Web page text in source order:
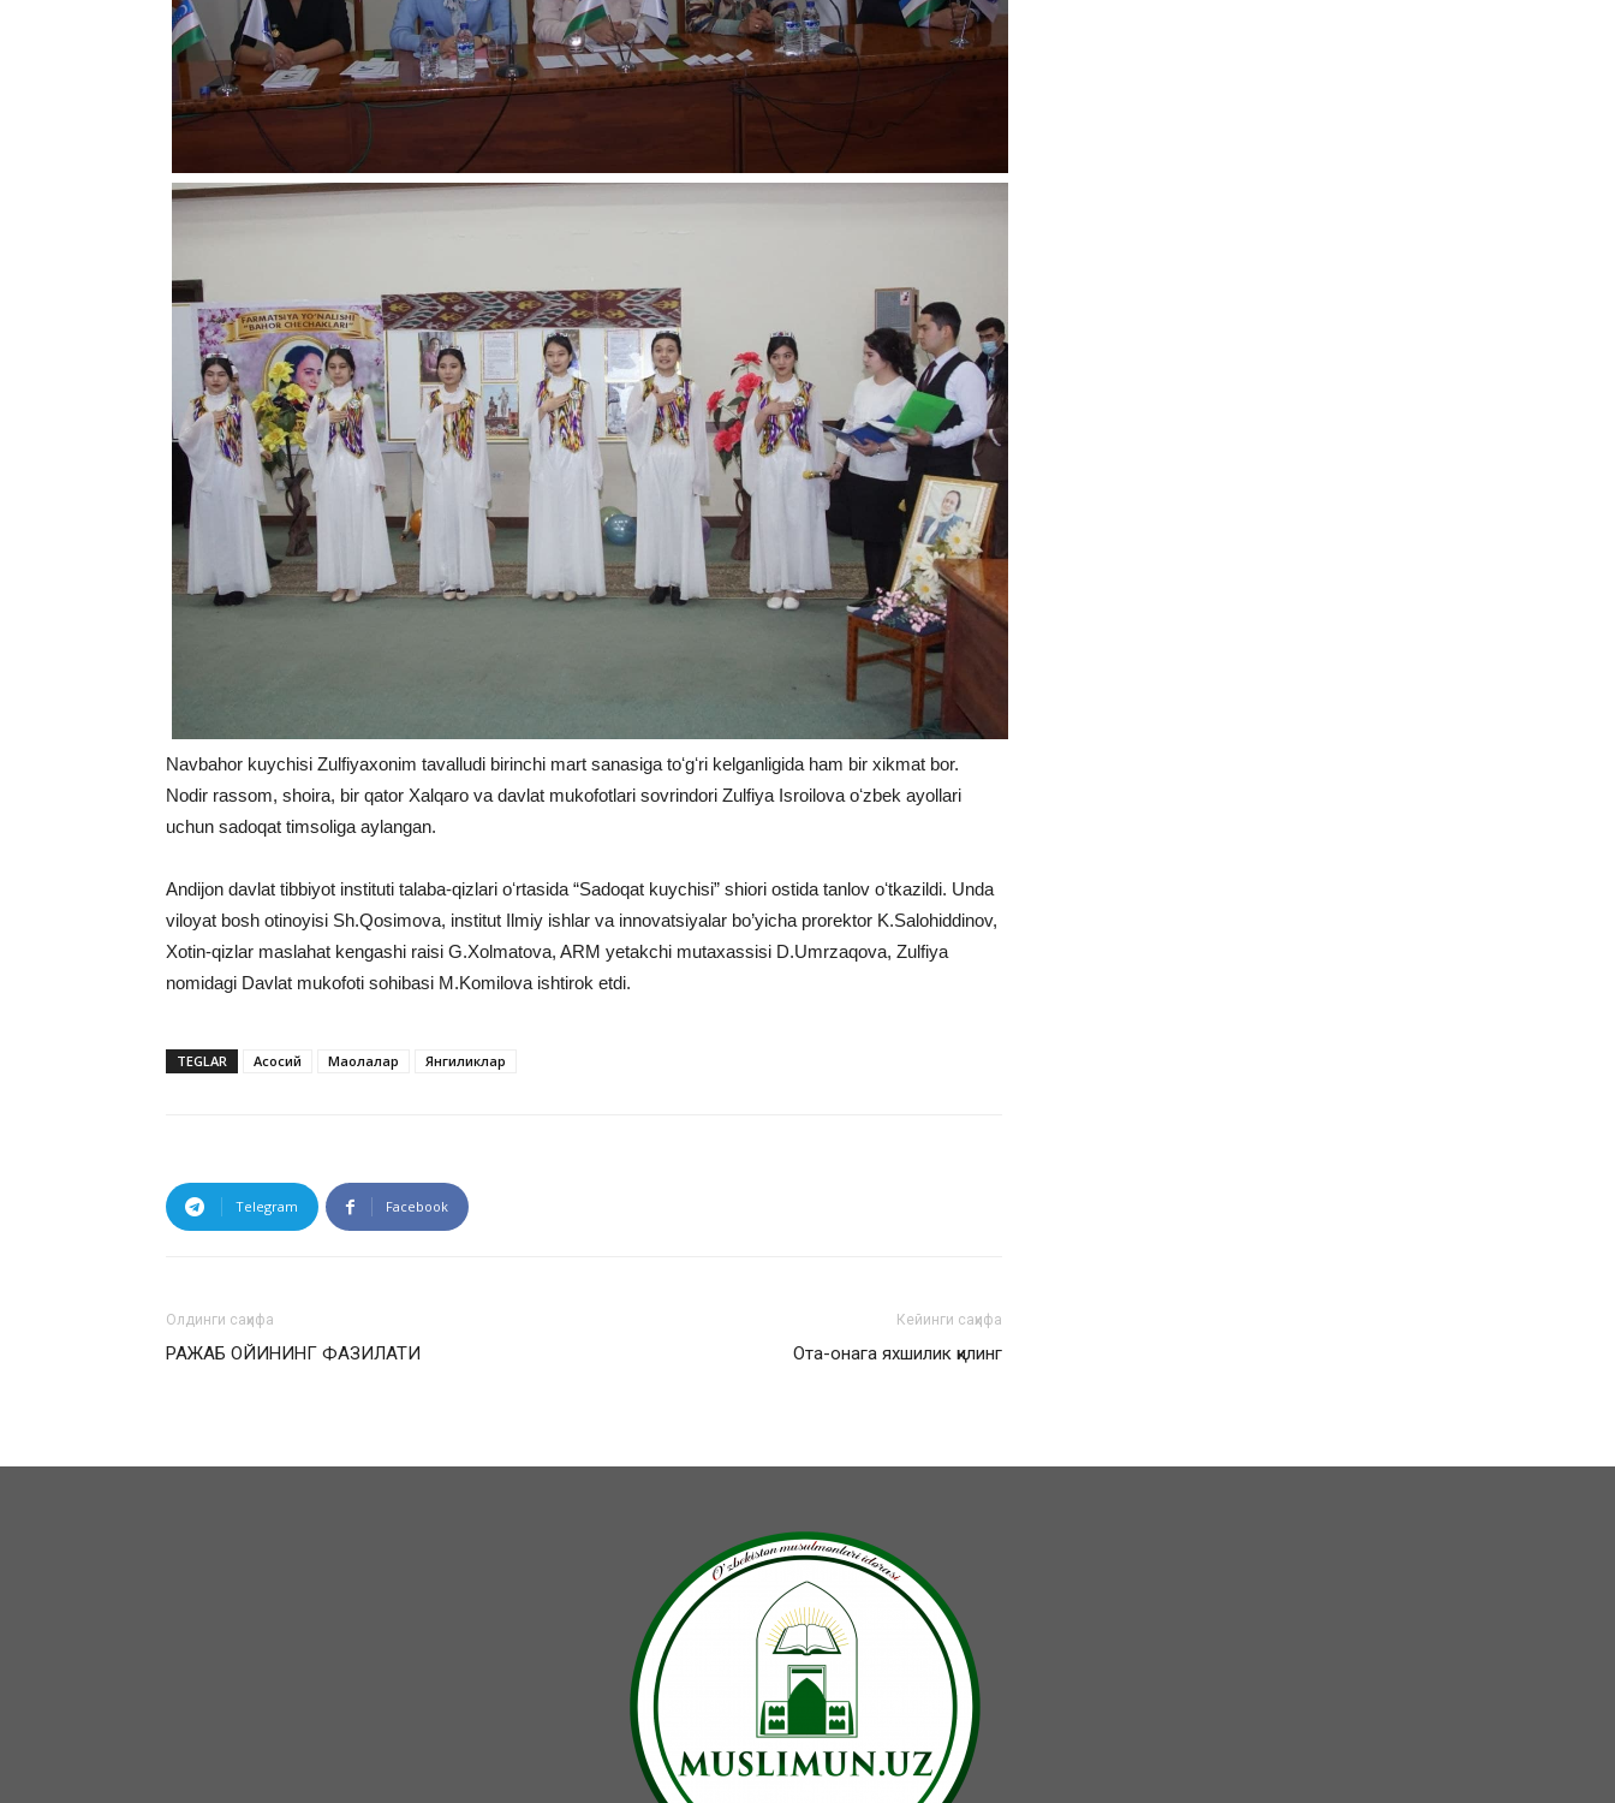
Navbahor kuychisi Zulfiyaxonim tavalludi birinchi mart sanasiga toʻgʻri kelganligida ham bir xikmat bor.
Nodir rassom, shoira, bir qator Xalqaro va davlat mukofotlari sovrindori Zulfiya Isroilova oʻzbek ayollari
uchun sadoqat timsoliga aylangan.
Andijon davlat tibbiyot instituti talaba-qizlari oʻrtasida “Sadoqat kuychisi” shiori ostida tanlov oʻtkazildi. Unda
viloyat bosh otinoyisi Sh.Qosimova, institut Ilmiy ishlar va innovatsiyalar bo’yicha prorektor K.Salohiddinov,
Xotin-qizlar maslahat kengashi raisi G.Xolmatova, ARM yetakchi mutaxassisi D.Umrzaqova, Zulfiya
nomidagi Davlat mukofoti sohibasi M.Komilova ishtirok etdi.
TEGLAR Асосий Мақолалар Янгиликлар
Telegram Facebook
Олдинги саҳифа
РАЖАБ ОЙИНИНГ ФАЗИЛАТИ
Кейинги саҳифа
Ота-онага яхшилик қилинг